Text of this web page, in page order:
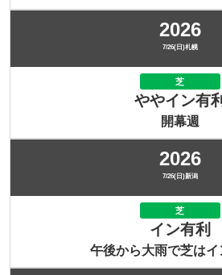
2026
7/26(日)札幌
芝
ややイン有利
開幕週
2026
7/26(日)新潟
芝
イン有利
午後から大雨で芝はイ